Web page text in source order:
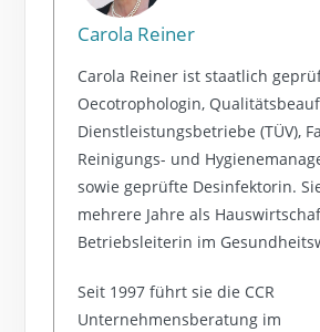
Carola Reiner
Carola Reiner ist staatlich
Oecotrophologin,
Dienstleistungsbetriebe (TÜV),
Reinigungs- und
sowie geprüfte Desinfektorin.
mehrere Jahre als
Betriebsleiterin im
Seit 1997 führt sie die CCR
Unternehmensberatung im